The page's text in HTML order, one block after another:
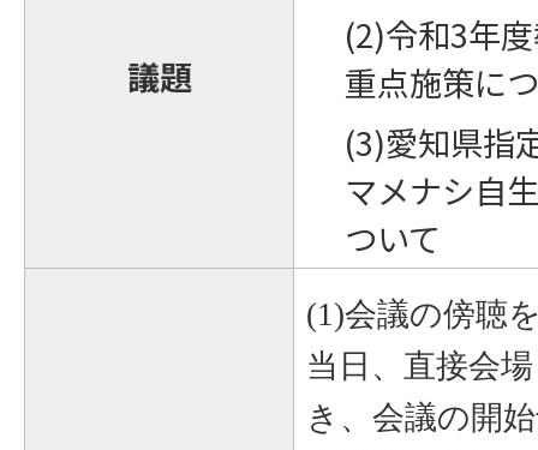
議題
(2)令和3年
重点施策に
(3)愛知県指
マメナシ自
ついて
(1)会議の傍聴
当日、直接会
き、会議の開